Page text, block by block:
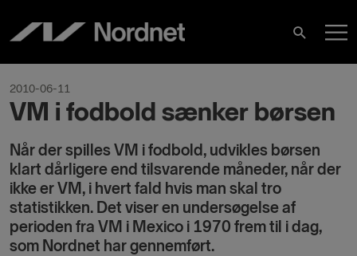
innehåll
Sök
2010-06-11
VM i fodbold sænker børsen
Når der spilles VM i fodbold, udvikles børsen
klart dårligere end tilsvarende måneder, når der
ikke er VM, i hvert fald hvis man skal tro
statistikken. Det viser en undersøgelse af
perioden fra VM i Mexico i 1970 frem til i dag,
som Nordnet har gennemført.